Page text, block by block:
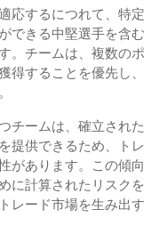
応するにつれて、特定
できる中堅選手を含む
。チームは、複数のポ
得することを優先し、
チームは、確立された
提供できるため、トレ
があります。この傾向
に計算されたリスクを
レード市場を生み出す